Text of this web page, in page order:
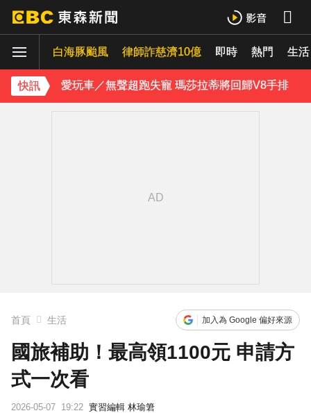
白海豚颱風 律師詐慈濟10億 即時 熱門 生活
快訊
喉嚨痛別輕忽！醫揭口咽癌4警訊 不菸不酒也可能中招
愛玩車／無聲超跑失寵 瑪莎拉蒂將回歸V8手排
《理財達人秀》X 安聯投信免費講座報名中！搶先卡位 2027
首頁 生活 加入為 Google 偏好來源
國旅補助！最高領1100元 申請方
式一次看
2026-05-07 19:22 實習編輯 林瑜䇹